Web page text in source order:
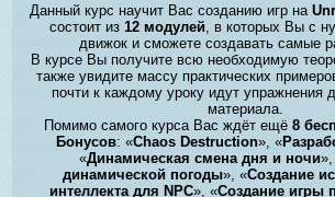
Данный курс научит Вас созданию игр на
состоит из 12 модулей, в которых Вы с
движок и сможете создавать самые
В курсе Вы получите всю необходимую
также увидите массу практических
почти к каждому уроку идут упражнения
материала.
Помимо самого курса Вас ждёт ещё8
Бонусов: «Chaos Destruction», «
«Динамическая смена дня и ночи
динамической погоды», «Создание
интеллекта для NPC», «Создание игры